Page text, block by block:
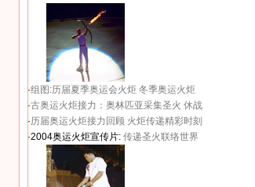
·组图:历届夏季奥运会火炬 冬季奥运火炬
·古奥运火炬接力：奥林匹亚采集圣火 休战
·历届奥运火炬接力回顾 火炬传递精彩时刻
·2004奥运火炬宣传片: 传递圣火联络世界